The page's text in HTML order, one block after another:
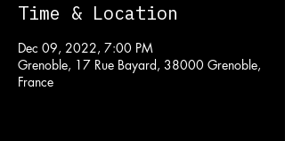
Time & Location
Dec 09, 2022, 7:00 PM
Grenoble, 17 Rue Bayard, 38000 Grenoble,
France